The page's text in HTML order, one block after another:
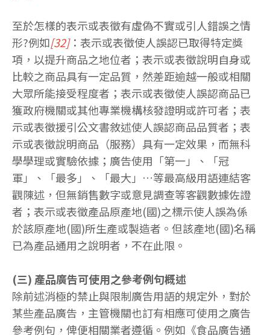
至於怎樣的表示或表徵有虛偽不實或引人錯誤之情
形?例如[32]：表示或表徵使人誤認已取得特定獎
項，以提升商品之地位者；表示或表徵說明自身或
比較之商品具有一定品質，然差距逾越一般或相關
大眾所能接受程度者；表示或表徵使人誤認商品已
獲政府機關或其他專業機構核發證明或許可者；表
示或表徵援引公文書敘述使人誤認商品品質者；表
示或表徵說明商品（服務）具有一定效果，而無科
學學理或實驗依據；廣告使用「第一」、「冠
軍」、「最多」、「最大」…等最高級用語連結客
觀陳述，但無銷售數字或意見調查等客觀數據佐證
者；表示或表徵產品原產地(國)之標示使人誤為係
於該原產地(國)所生產或製造者。但該產地(國)名稱
已為產品通用之說明者，不在此限。
(三) 產品廣告可使用之參考例句概述
除前述消極的禁止與限制廣告用語的規定外，對於
某些產品廣告，主管機關也訂有相應可使用之廣告
參考例句，俾便相關業者遵循。例如《食品廣告通